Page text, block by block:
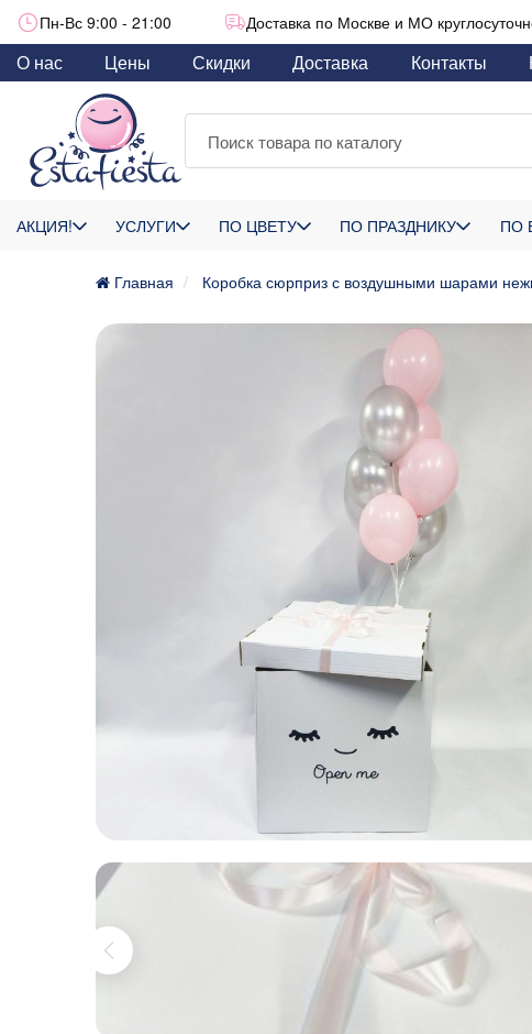
Пн-Вс 9:00 - 21:00 Доставка по Москве и МО
О нас Цены Скидки Доставка Контакты
АКЦИЯ! УСЛУГИ ПО ЦВЕТУ ПО ПРАЗДНИКУ ПО
Главная Коробка сюрприз с воздушными шарами